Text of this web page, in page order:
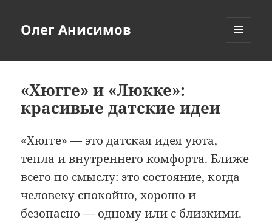
Олег Анисимов
«Хюгге» и «Люкке»:
красивые датские идеи
«Хюгге» — это датская идея уюта,
тепла и внутреннего комфорта. Ближе
всего по смыслу: это состояние, когда
человеку спокойно, хорошо и
безопасно — одному или с близкими.